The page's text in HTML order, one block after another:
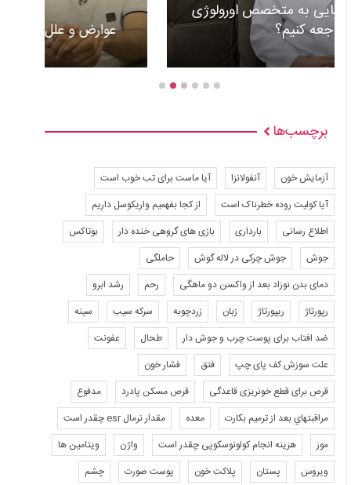
عوارض و علل گذاشتن باطری قلب +ویدئو
برچسب‌ها
آزمایش خون آنفولانزا
آیا ماست برای تب خوب است
آیا کولیت روده خطرناک است
از کجا بفهمیم واریکوسل داریم
اطلاع رسانی
بارداری بازی های گروهی خنده دار
بوتاکس
جوش
جوش چرکی در لاله گوش
حاملگی
دمای بدن نوزاد بعد از واکسن دو ماهگی
رحم
رشد ابرو
رپورتاژ
ریپورتاژ زبان زردچوبه سرکه سیب
سینه
ضد افتاب برای پوست چرب و جوش دار
طحال
عفونت
علت سوزش کف پای چپ
فتق
فشار خون
قرص برای قطع خونریزی قاعدگی
قرص مسکن پادرد
مدفوع
مراقبتهاي بعد از ترميم بكارت
معده
مقدار نرمال esr چقدر است
موز
هزینه انجام کولونوسکوپی چقدر است واژن
ویتامین ها
ویروس
پستان پلاکت خون پوست صورت
چشم